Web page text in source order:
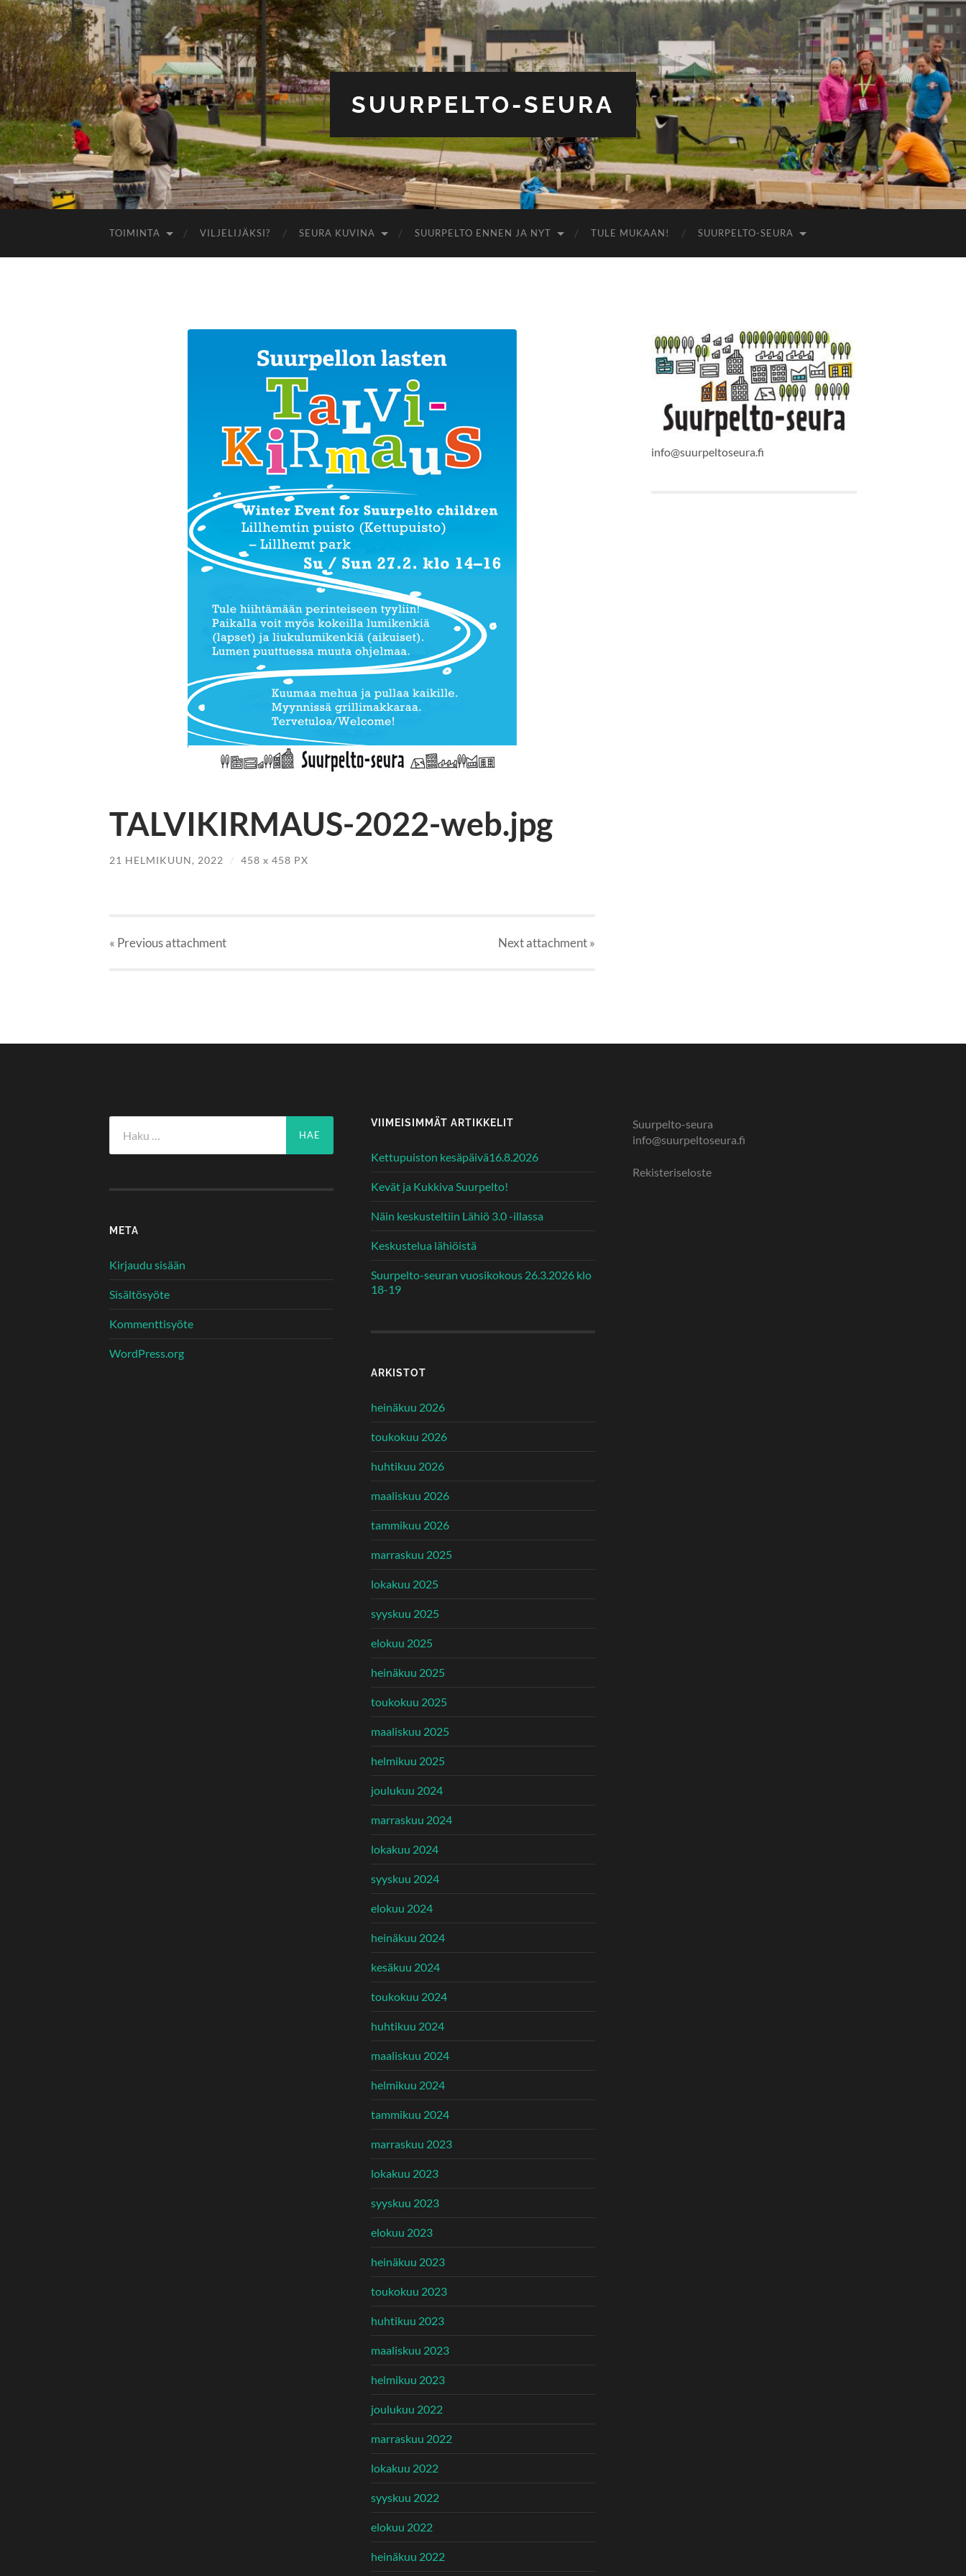
SUURPELTO-SEURA
TOIMINTA VILJELIJÄKSI? SEURA KUVINA SUURPELTO ENNEN JA NYT TULE MUKAAN! SUURPELTO-SEURA
TALVIKIRMAUS-2022-web.jpg
21 HELMIKUUN, 2022 / 458 x 458 PX
« Previousattachment Nextattachment»
info@suurpeltoseura.fi
META
Kirjaudu sisään
Sisältösyöte
Kommenttisyöte
WordPress.org
VIIMEISIMMÄT ARTIKKELIT
Kettupuiston kesäpäivä16.8.2026
Kevät ja Kukkiva Suurpelto!
Näin keskusteltiin Lähiö 3.0 -illassa
Keskustelua lähiöistä
Suurpelto-seuran vuosikokous 26.3.2026 klo
18-19
ARKISTOT
heinäkuu 2026
toukokuu 2026
huhtikuu 2026
maaliskuu 2026
tammikuu 2026
marraskuu 2025
lokakuu 2025
syyskuu 2025
elokuu 2025
heinäkuu 2025
toukokuu 2025
maaliskuu 2025
helmikuu 2025
joulukuu 2024
marraskuu 2024
lokakuu 2024
syyskuu 2024
elokuu 2024
heinäkuu 2024
kesäkuu 2024
toukokuu 2024
huhtikuu 2024
maaliskuu 2024
helmikuu 2024
tammikuu 2024
marraskuu 2023
lokakuu 2023
syyskuu 2023
elokuu 2023
heinäkuu 2023
toukokuu 2023
huhtikuu 2023
maaliskuu 2023
helmikuu 2023
joulukuu 2022
marraskuu 2022
lokakuu 2022
syyskuu 2022
elokuu 2022
heinäkuu 2022
Suurpelto-seura
info@suurpeltoseura.fi
Rekisteriseloste